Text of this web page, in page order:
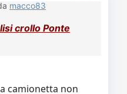
macco83
crollo Ponte
camionetta non